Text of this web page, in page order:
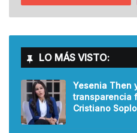
LO MÁS VISTO:
Yesenia Then
transparencia
Cristiano